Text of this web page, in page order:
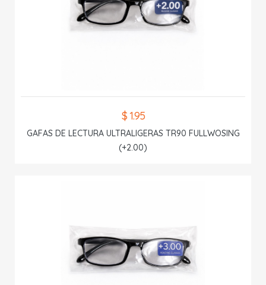
$ 1.95
GAFAS DE LECTURA ULTRALIGERAS TR90 FULLWOSING
(+2.00)